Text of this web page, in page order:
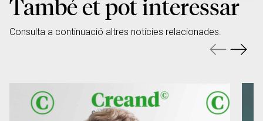
També et pot interessar
Consulta a continuació altres notícies relacionades.